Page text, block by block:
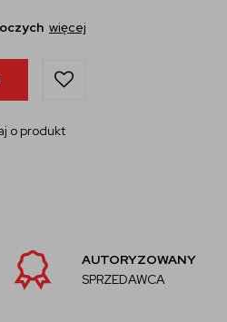
więcej
o produkt
AUTORYZOWANY
SPRZEDAWCA